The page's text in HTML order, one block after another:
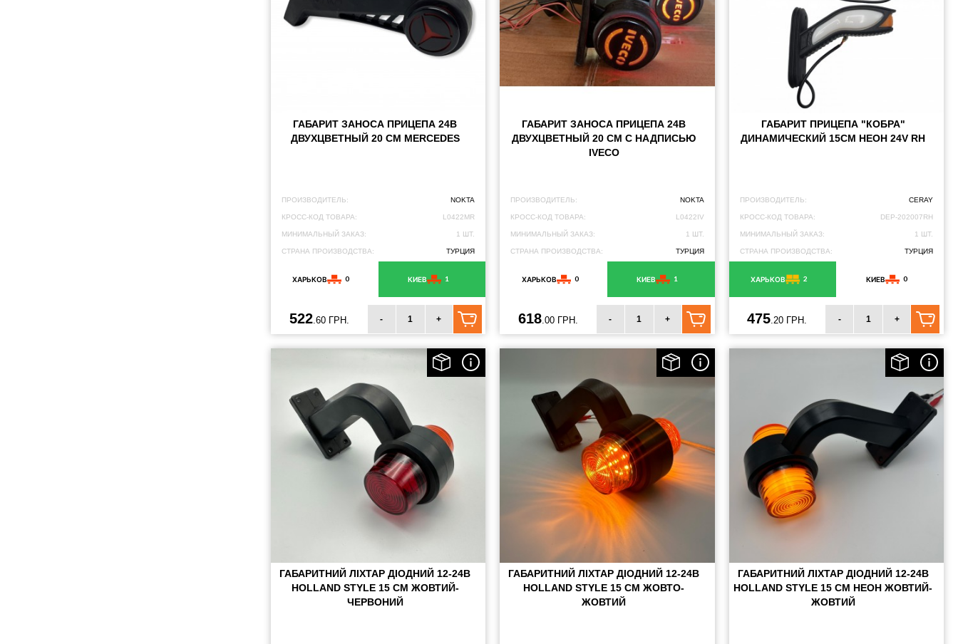
ГАБАРИТ ЗАНОСА ПРИЦЕПА 24В
ДВУХЦВЕТНЫЙ 20 СМ MERCEDES
ПРОИЗВОДИТЕЛЬ: NOKTA
КРОСС-КОД ТОВАРА: L0422MR
МИНИМАЛЬНЫЙ ЗАКАЗ: 1 ШТ.
СТРАНА ПРОИЗВОДСТВА: ТУРЦИЯ
ХАРЬКОВ 0 КИЕВ 1
522.60 ГРН. - +
ГАБАРИТ ЗАНОСА ПРИЦЕПА 24В
ДВУХЦВЕТНЫЙ 20 СМ С НАДПИСЬЮ
IVECO
ПРОИЗВОДИТЕЛЬ: NOKTA
КРОСС-КОД ТОВАРА: L0422IV
МИНИМАЛЬНЫЙ ЗАКАЗ: 1 ШТ.
СТРАНА ПРОИЗВОДСТВА: ТУРЦИЯ
ХАРЬКОВ 0 КИЕВ 1
618 .00 ГРН. - +
ГАБАРИТ ПРИЦЕПА "КОБРА"
ДИНАМИЧЕСКИЙ 15СМ НЕОН 24V RH
ПРОИЗВОДИТЕЛЬ: CERAY
КРОСС-КОД ТОВАРА: DEP-202007RH
МИНИМАЛЬНЫЙ ЗАКАЗ: 1 ШТ.
СТРАНА ПРОИЗВОДСТВА: ТУРЦИЯ
ХАРЬКОВ 2 КИЕВ 0
475 .20 ГРН. - +
ГАБАРИТНИЙ ЛІХТАР ДІОДНИЙ 12-24В
HOLLAND STYLE 15 СМ ЖОВТИЙ-
ЧЕРВОНИЙ
ГАБАРИТНИЙ ЛІХТАР ДІОДНИЙ 12-24В
HOLLAND STYLE 15 СМ ЖОВТО-
ЖОВТИЙ
ГАБАРИТНИЙ ЛІХТАР ДІОДНИЙ 12-24В
HOLLAND STYLE 15 СМ НЕОН ЖОВТИЙ-
ЖОВТИЙ